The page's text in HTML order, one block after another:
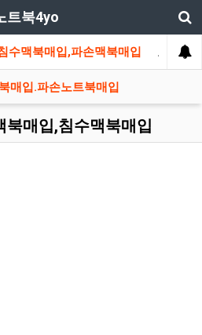
트북4yo
수맥북매입,파손맥북매입 고장노
매입.파손노트북매입
북매입,침수맥북매입